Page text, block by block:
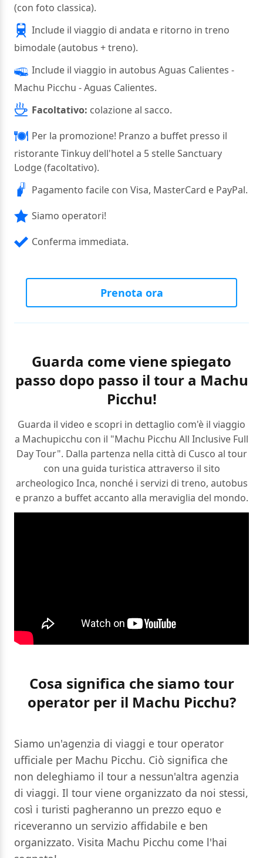
(con foto classica).
Include il viaggio di andata e ritorno in treno
bimodale (autobus + treno).
Include il viaggio in autobus Aguas Calientes -
Machu Picchu - Aguas Calientes.
Facoltativo: colazione al sacco.
Per la promozione! Pranzo a buffet presso il
ristorante Tinkuy dell'hotel a 5 stelle Sanctuary
Lodge (facoltativo).
Pagamento facile con Visa, MasterCard e PayPal.
Siamo operatori!
Conferma immediata.
Prenota ora
Guarda come viene spiegato
passo dopo passo il tour a Machu
Picchu!
Guarda il video e scopri in dettaglio com'è il viaggio
a Machupicchu con il "Machu Picchu All Inclusive Full
Day Tour". Dalla partenza nella città di Cusco al tour
con una guida turistica attraverso il sito
archeologico Inca, nonché i servizi di treno, autobus
e pranzo a buffet accanto alla meraviglia del mondo.
Cosa significa che siamo tour
operator per il Machu Picchu?
Siamo un'agenzia di viaggi e tour operator
ufficiale per Machu Picchu. Ciò significa che
non deleghiamo il tour a nessun'altra agenzia
di viaggi. Il tour viene organizzato da noi stessi,
così i turisti pagheranno un prezzo equo e
riceveranno un servizio affidabile e ben
organizzato. Visita Machu Picchu come l'hai